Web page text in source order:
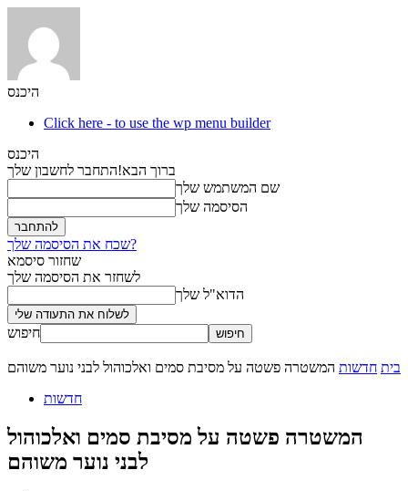
היכנס
Click here - to use the wp menu builder
היכנס
ברוך הבא!התחבר לחשבון שלך
שם המשתמש שלך
הסיסמה שלך
שכח את הסיסמה שלך?
שחזור סיסמא
לשחזר את הסיסמה שלך
הדוא"ל שלך
חיפוש
בית חדשות המשטרה פשטה על מסיבת סמים ואלכוהול לבני נוער משוהם
חדשות
המשטרה פשטה על מסיבת סמים ואלכוהול
לבני נוער משוהם